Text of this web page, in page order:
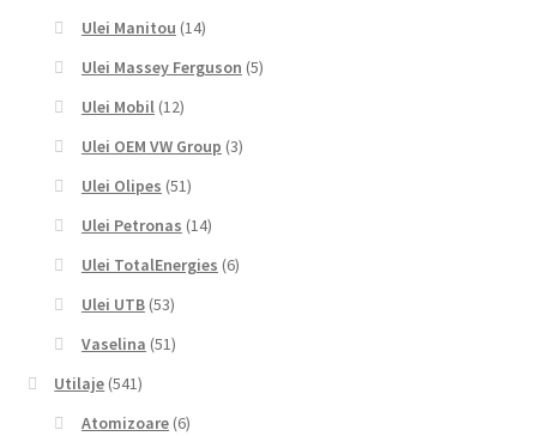
Ulei Manitou (14)
Ulei Massey Ferguson (5)
Ulei Mobil (12)
Ulei OEM VW Group (3)
Ulei Olipes (51)
Ulei Petronas (14)
Ulei TotalEnergies (6)
Ulei UTB (53)
Vaselina (51)
Utilaje (541)
Atomizoare (6)